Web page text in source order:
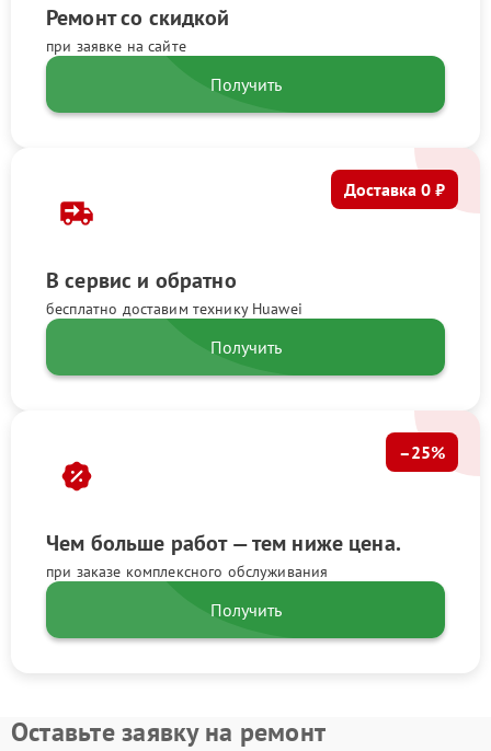
Ремонт со скидкой
при заявке на сайте
Получить
В сервис и обратно
бесплатно доставим технику Huawei
Доставка 0 ₽
Получить
Чем больше работ — тем ниже цена.
при заказе комплексного обслуживания
–25%
Получить
Оставьте заявку на ремонт